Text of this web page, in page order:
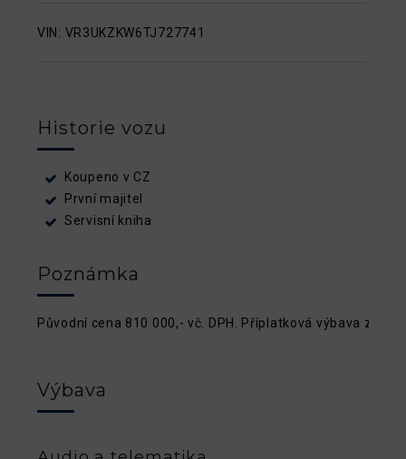
VIN: VR3UKZKW6TJ727741
Historie vozu
Koupeno v CZ
První majitel
Servisní kniha
Poznámka
Původní cena 810 000,- vč. DPH. Příplatková výbava
Výbava